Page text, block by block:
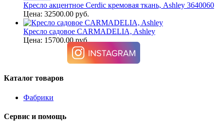
Кресло акцентное Cerdic кремовая ткань, Ashley 3640060
Цена: 32500.00 руб.
Кресло садовое CARMADELIA, Ashley
Цена: 15700.00 руб.
Каталог товаров
Фабрики
Сервис и помощь